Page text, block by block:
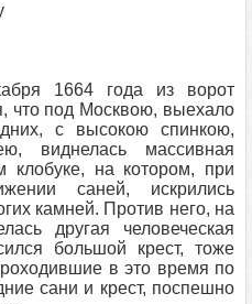
1664 года из ворот
что под Москвою, выехало
с высокою спинкою,
виднелась массивная
на котором, при
саней, искрились
камней. Против него, на
другая человеческая
большой крест, тоже
в это время по
сани и крест, поспешно